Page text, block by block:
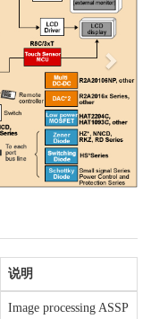
说明
Image processing ASSP